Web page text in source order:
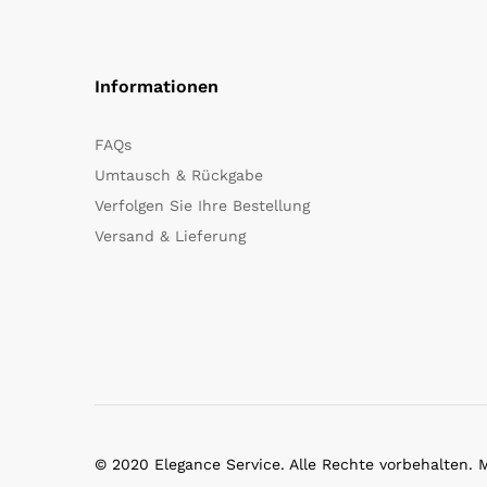
Informationen
FAQs
Umtausch & Rückgabe
Verfolgen Sie Ihre Bestellung
Versand & Lieferung
© 2020 Elegance Service. Alle Rechte vorbehalten.